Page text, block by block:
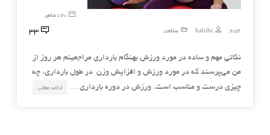
20 دسامبر,
2014
habibi سلامت 33
نکاتی مهم و ساده در مورد ورزش بهنگام بارداری مراجعینم هر روز از
من می‌پرسند که در مورد ورزش و افزایش وزن در طول بارداری، چه
چیزی درست و مناسب است. ورزش در دوره بارداری …
ادامه مطلب